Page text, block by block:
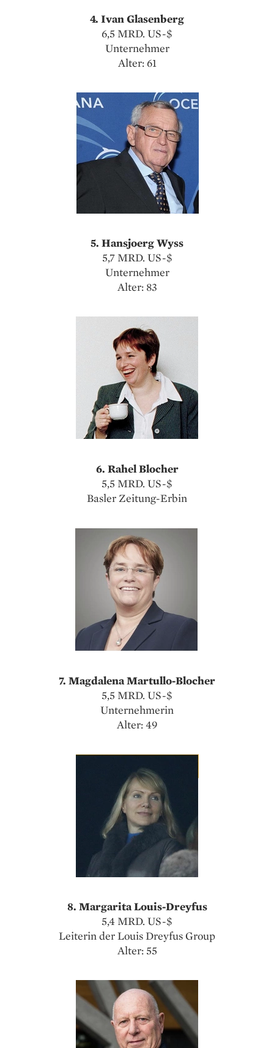
4. Ivan Glasenberg
6,5 MRD. US-$
Unternehmer
Alter: 61
5. Hansjoerg Wyss
5,7 MRD. US-$
Unternehmer
Alter: 83
6. Rahel Blocher
5,5 MRD. US-$
Basler Zeitung-Erbin
7. Magdalena Martullo-Blocher
5,5 MRD. US-$
Unternehmerin
Alter: 49
8. Margarita Louis-Dreyfus
5,4 MRD. US-$
Leiterin der Louis Dreyfus Group
Alter: 55